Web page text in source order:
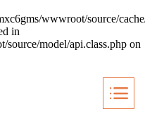
wwwroot/source/
in
model/api.class.php on